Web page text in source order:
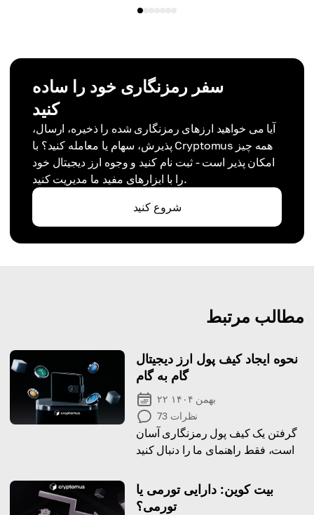
سفر رمزنگاری خود را ساده
کنید
آیا می خواهید ارزهای رمزنگاری شده را ذخیره، ارسال،
پذیرش، سهام یا معامله کنید؟ با Cryptomus همه چیز
امکان پذیر است - ثبت نام کنید و وجوه ارز دیجیتال خود
را با ابزارهای مفید ما مدیریت کنید.
شروع کنید
مطالب مرتبط
نحوه ایجاد کیف پول ارز دیجیتال
گام به گام
۲۲ بهمن ۱۴۰۴
73 نظرات
گرفتن یک کیف پول رمزنگاری آسان
است، فقط راهنمای ما را دنبال کنید
بیت کوین: دارایی تورمی یا
تورمی؟